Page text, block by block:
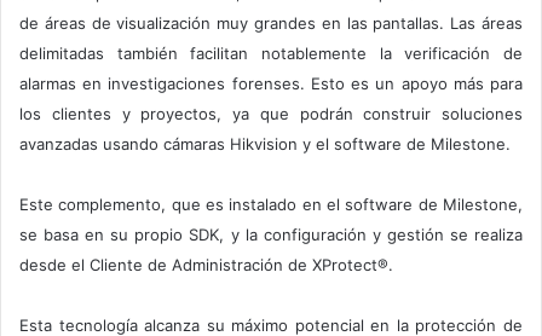
de áreas de visualización muy grandes en las pantallas. Las áreas
delimitadas también facilitan notablemente la verificación de
alarmas en investigaciones forenses. Esto es un apoyo más para
los clientes y proyectos, ya que podrán construir soluciones
avanzadas usando cámaras Hikvision y el software de Milestone.
Este complemento, que es instalado en el software de Milestone,
se basa en su propio SDK, y la configuración y gestión se realiza
desde el Cliente de Administración de XProtect®.
Esta tecnología alcanza su máximo potencial en la protección de